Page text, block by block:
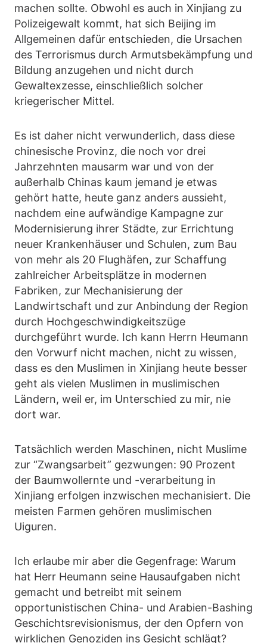
machen sollte. Obwohl es auch in Xinjiang zu
Polizeigewalt kommt, hat sich Beijing im
Allgemeinen dafür entschieden, die Ursachen
des Terrorismus durch Armutsbekämpfung und
Bildung anzugehen und nicht durch
Gewaltexzesse, einschließlich solcher
kriegerischer Mittel.
Es ist daher nicht verwunderlich, dass diese
chinesische Provinz, die noch vor drei
Jahrzehnten mausarm war und von der
außerhalb Chinas kaum jemand je etwas
gehört hatte, heute ganz anders aussieht,
nachdem eine aufwändige Kampagne zur
Modernisierung ihrer Städte, zur Errichtung
neuer Krankenhäuser und Schulen, zum Bau
von mehr als 20 Flughäfen, zur Schaffung
zahlreicher Arbeitsplätze in modernen
Fabriken, zur Mechanisierung der
Landwirtschaft und zur Anbindung der Region
durch Hochgeschwindigkeitszüge
durchgeführt wurde. Ich kann Herrn Heumann
den Vorwurf nicht machen, nicht zu wissen,
dass es den Muslimen in Xinjiang heute besser
geht als vielen Muslimen in muslimischen
Ländern, weil er, im Unterschied zu mir, nie
dort war.
Tatsächlich werden Maschinen, nicht Muslime
zur “Zwangsarbeit” gezwungen: 90 Prozent
der Baumwollernte und -verarbeitung in
Xinjiang erfolgen inzwischen mechanisiert. Die
meisten Farmen gehören muslimischen
Uiguren.
Ich erlaube mir aber die Gegenfrage: Warum
hat Herr Heumann seine Hausaufgaben nicht
gemacht und betreibt mit seinem
opportunistischen China- und Arabien-Bashing
Geschichtsrevisionismus, der den Opfern von
wirklichen Genoziden ins Gesicht schlägt?